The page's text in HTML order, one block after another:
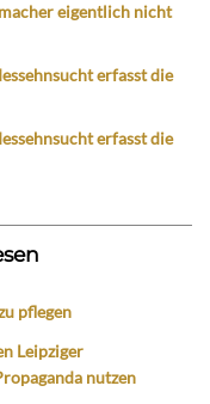
eigentlich nicht
erfasst die
erfasst die
pflegen
Leipziger
nutzen